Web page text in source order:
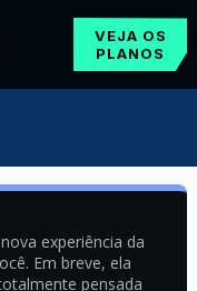
VEJA OS
PLANOS
experiência da
Em breve, ela
pensada